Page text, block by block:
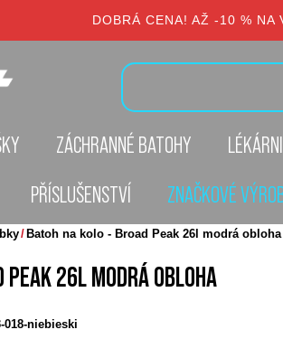
DOBRÁ CENA! AŽ -10 % NA
ZÁCHRANNÉ BATOHY
PŘÍSLUŠENSTVÍ ZNAČKOVÉ
Batoh na kolo - Broad Peak 26l modrá obloha
PEAK 26L MODRÁ OBLOHA
018-niebieski